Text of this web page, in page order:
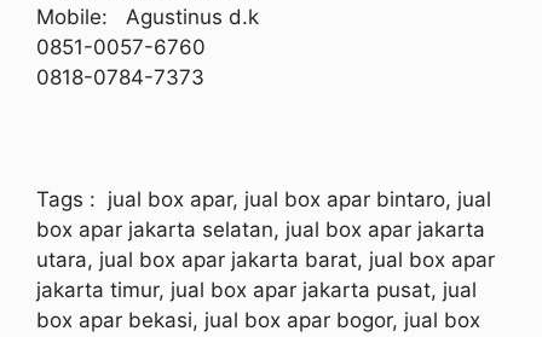
Mobile: Agustinus d.k
0851-0057-6760
0818-0784-7373
Tags : jual box apar, jual box apar bintaro, jual
box apar jakarta selatan, jual box apar jakarta
utara, jual box apar jakarta barat, jual box apar
jakarta timur, jual box apar jakarta pusat, jual
box apar bekasi, jual box apar bogor, jual box